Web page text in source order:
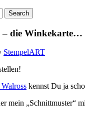
– die Winkekarte…
StempelART
kennst Du ja
mein „Schnittmuster“